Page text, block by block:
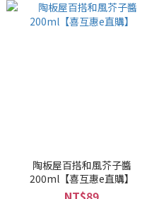
陶板屋百搭和風芥子醬
200ml【喜互惠e直購】